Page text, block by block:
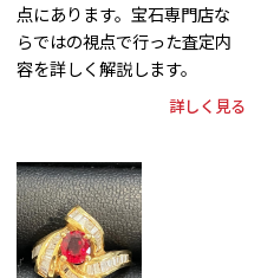
点にあります。宝石専門店な
らではの視点で行った査定内
容を詳しく解説します。
詳しく見る